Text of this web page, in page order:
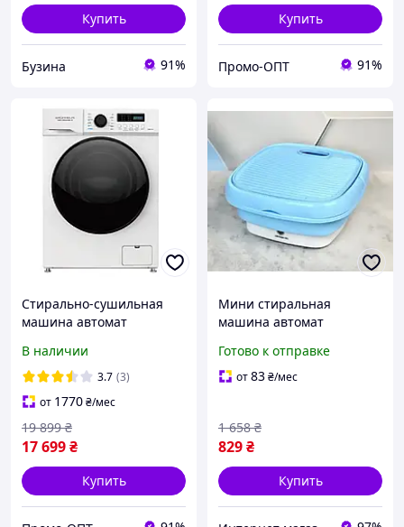
Купить
Бузина 91%
Купить
Промо-ОПТ 91%
Стирально-сушильная
машина автомат
FF8812D2W
В наличии
3.7 (3)
от 1770₴/мес
17 699₴
19 899 ₴
Купить
Мини стиральная
машина автомат
складная стиралка
Folding washing machine
Готово к отправке
от83₴/мес
829₴
1 658 ₴
Купить